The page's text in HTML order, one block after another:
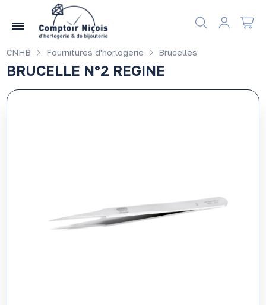
CNHB Fournitures d'horlogerie Brucelles
BRUCELLE N°2 REGINE
Gérer les préférences en matière de cookies